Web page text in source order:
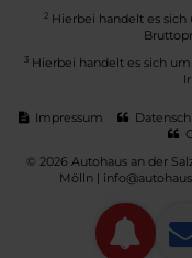
2 Hierbei handelt es
3 Hierbei handelt es sich
Impressum
© 2026 Autohaus an der
Mölln |